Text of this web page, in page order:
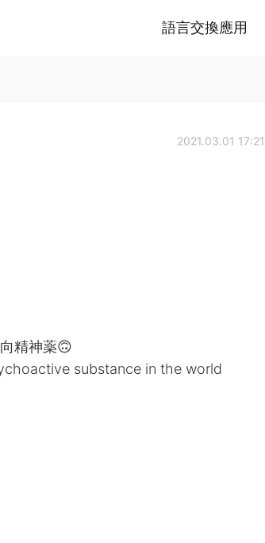
語言交換應用
2021.03.01 17:21
精神薬🙃
substance in the world